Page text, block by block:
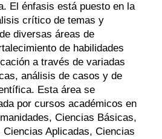
El énfasis está puesto en la
crítico de temas y
diversas áreas de
de habilidades
a través de variadas
análisis de casos y de
Esta área se
por cursos académicos en
Ciencias Básicas,
Aplicadas, Ciencias